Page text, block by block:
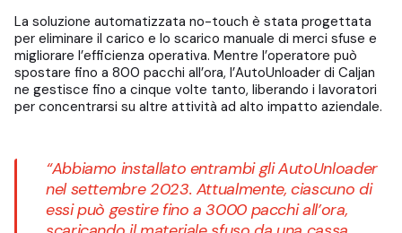
La soluzione automatizzata no-touch è stata progettata
per eliminare il carico e lo scarico manuale di merci sfuse e
migliorare l’efficienza operativa. Mentre l’operatore può
spostare fino a 800 pacchi all’ora, l’AutoUnloader di Caljan
ne gestisce fino a cinque volte tanto, liberando i lavoratori
per concentrarsi su altre attività ad alto impatto aziendale.
“Abbiamo installato entrambi gli AutoUnloader
nel settembre 2023. Attualmente, ciascuno di
essi può gestire fino a 3000 pacchi all’ora,